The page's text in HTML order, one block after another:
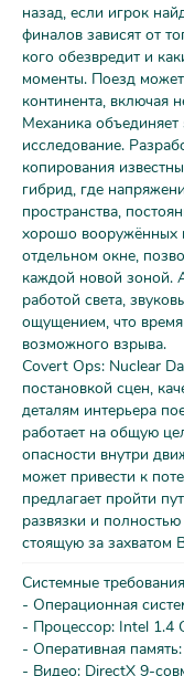
назад, если игрок
финалов зависят от
кого обезвредит и
моменты. Поезд может
континента, включая
Механика
исследование.
копирования
гибрид, где
пространства,
хорошо вооружённых
отдельном окне,
каждой новой зоной.
работой света,
ощущением, что
возможного взрыва.
Covert Ops: Nuclear
постановкой сцен,
деталям интерьера
работает на общую
опасности внутри
может привести к
предлагает пройти
развязки и
стоящую за захватом
Системные
- Операционная
- Процессор: Intel 1.4
- Оперативная
- Видео: DirectX 9-